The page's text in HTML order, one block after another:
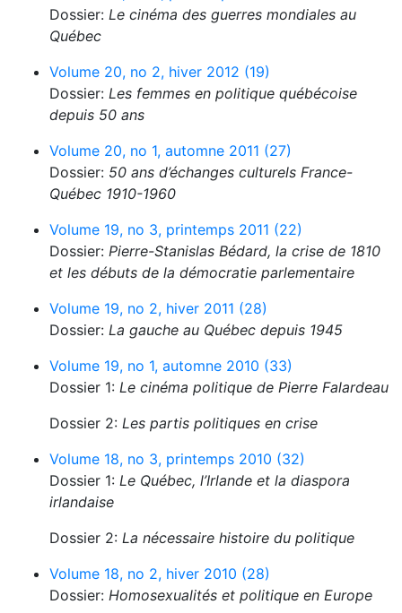
Dossier: Le cinéma des guerres mondiales au
Québec
Volume 20, no 2, hiver 2012 (19)
Dossier: Les femmes en politique québécoise
depuis 50 ans
Volume 20, no 1, automne 2011 (27)
Dossier: 50 ans d’échanges culturels France-
Québec 1910-1960
Volume 19, no 3, printemps 2011 (22)
Dossier: Pierre-Stanislas Bédard, la crise de 1810
et les débuts de la démocratie parlementaire
Volume 19, no 2, hiver 2011 (28)
Dossier: La gauche au Québec depuis 1945
Volume 19, no 1, automne 2010 (33)
Dossier 1: Le cinéma politique de Pierre Falardeau
Dossier 2: Les partis politiques en crise
Volume 18, no 3, printemps 2010 (32)
Dossier 1: Le Québec, l’Irlande et la diaspora
irlandaise
Dossier 2: La nécessaire histoire du politique
Volume 18, no 2, hiver 2010 (28)
Dossier: Homosexualités et politique en Europe